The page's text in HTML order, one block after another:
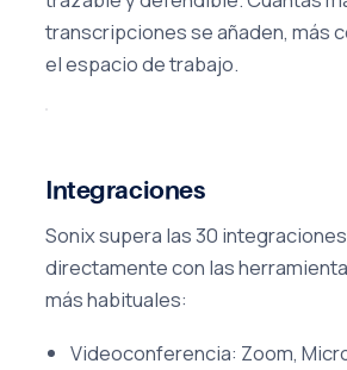
transcripciones se añaden, más
el espacio de trabajo.
Integraciones
Sonix supera las 30
directamente con las
más habituales:
Videoconferencia: Zoom,